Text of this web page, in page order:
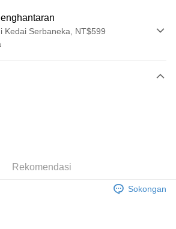
Kedai Serbaneka, NT$599
Rekomendasi
Sokongan